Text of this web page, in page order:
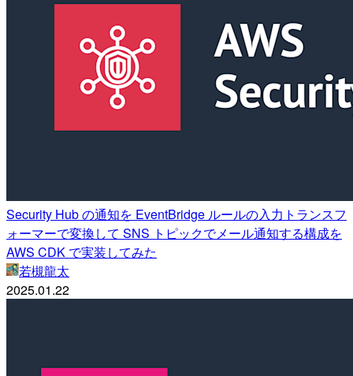
Security Hub の通知を EventBridge ルールの入力トランスフ
ォーマーで変換して SNS トピックでメール通知する構成を
AWS CDK で実装してみた
若槻龍太
2025.01.22